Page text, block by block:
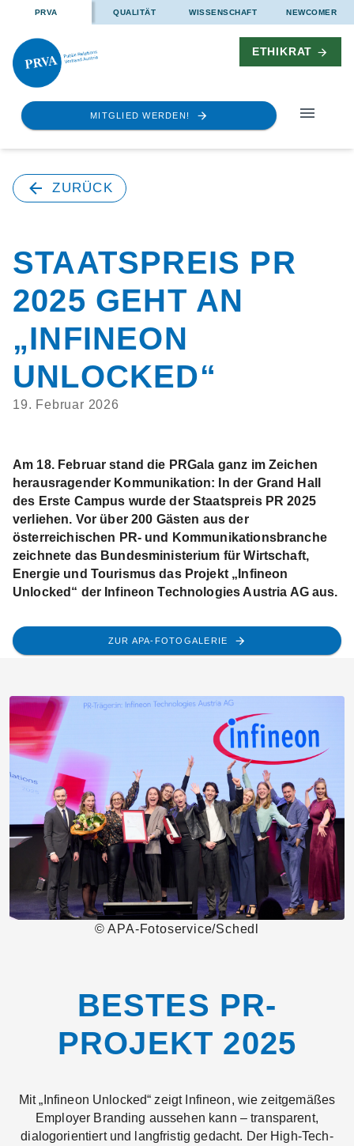
PRVA QUALITÄT WISSENSCHAFT NEWCOMER
ETHIKRAT
MITGLIED WERDEN!
ZURÜCK
STAATSPREIS PR
2025 GEHT AN
„INFINEON
UNLOCKED“
19. Februar 2026
Am 18. Februar stand die PRGala ganz im Zeichen
herausragender Kommunikation: In der Grand Hall
des Erste Campus wurde der Staatspreis PR 2025
verliehen. Vor über 200 Gästen aus der
österreichischen PR- und Kommunikationsbranche
zeichnete das Bundesministerium für Wirtschaft,
Energie und Tourismus das Projekt „Infineon
Unlocked“ der Infineon Technologies Austria AG aus.
ZUR APA-FOTOGALERIE
© APA-Fotoservice/Schedl
BESTES PR-
PROJEKT 2025
Mit „Infineon Unlocked“ zeigt Infineon, wie zeitgemäßes
Employer Branding aussehen kann – transparent,
dialogorientiert und langfristig gedacht. Der High-Tech-